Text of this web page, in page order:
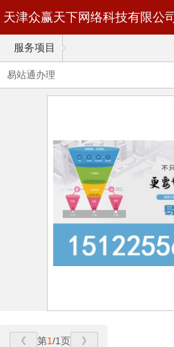
天津众赢天下网络科技有限公司
服务项目
易站通办理
第1/1页